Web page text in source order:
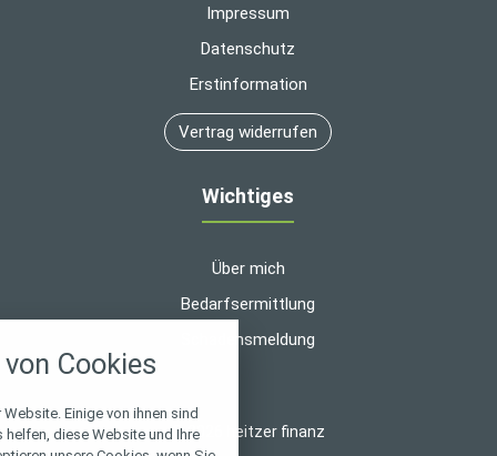
Impressum
Datenschutz
Erstinformation
Vertrag widerrufen
Wichtiges
Über mich
Bedarfsermittlung
Schadensmeldung
© 2026 heitzer finanz
Cookies
Einige von ihnen sind
diese Website und Ihre
alle verwendeten Cookies und
zu blockieren.